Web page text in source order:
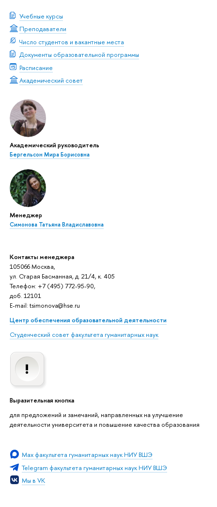
Учебные курсы
Преподаватели
Число студентов и вакантные места
Документы образовательной программы
Расписание
Академический совет
Академический руководитель
Бергельсон Мира Борисовна
Менеджер
Симонова Татьяна Владиславовна
Контакты менеджера
105066 Москва,
ул. Старая Басманная, д. 21/4, к. 405
Телефон: +7 (495) 772-95-90,
доб. 12101
E-mail: tsimonova@hse.ru
Центр обеспечения образовательной деятельности
Студенческий совет факультета гуманитарных наук
Выразительная кнопка
для предложений и замечаний, направленных на улучшение
деятельности университета и повышение качества образования
Мах факультета гуманитарных наук НИУ ВШЭ
Telegram факультета гуманитарных наук НИУ ВШЭ
Мы в VK